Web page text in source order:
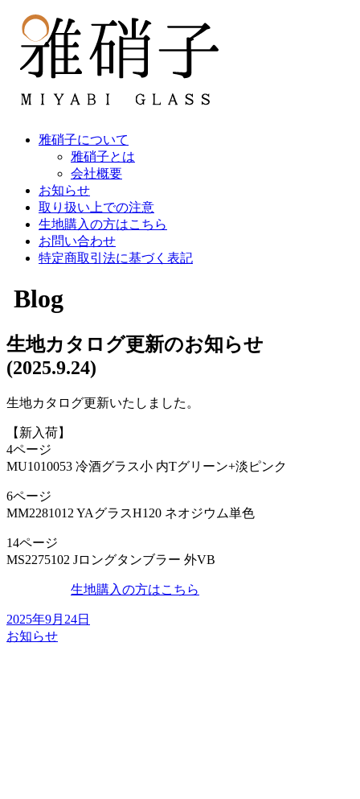
雅硝子について
雅硝子とは
会社概要
お知らせ
取り扱い上での注意
生地購入の方はこちら
お問い合わせ
特定商取引法に基づく表記
Blog
生地カタログ更新のお知らせ
(2025.9.24)
生地カタログ更新いたしました。
【新入荷】
4ページ
MU1010053 冷酒グラス小 内Tグリーン+淡ピンク
6ページ
MM2281012 YAグラスH120 ネオジウム単色
14ページ
MS2275102 Jロングタンブラー 外VB
生地購入の方はこちら
2025年9月24日
お知らせ